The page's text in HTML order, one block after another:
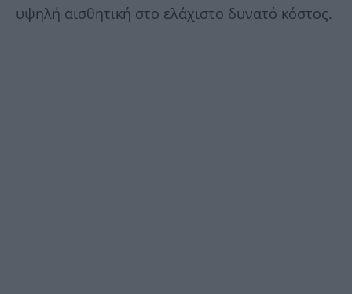
υψηλή αισθητική στο ελάχιστο δυνατό κόστος.